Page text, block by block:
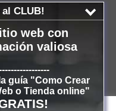
clientes
(GMT +1)
al CLUB!
web con
valiosa
guía "Como Crear
o Tienda online"